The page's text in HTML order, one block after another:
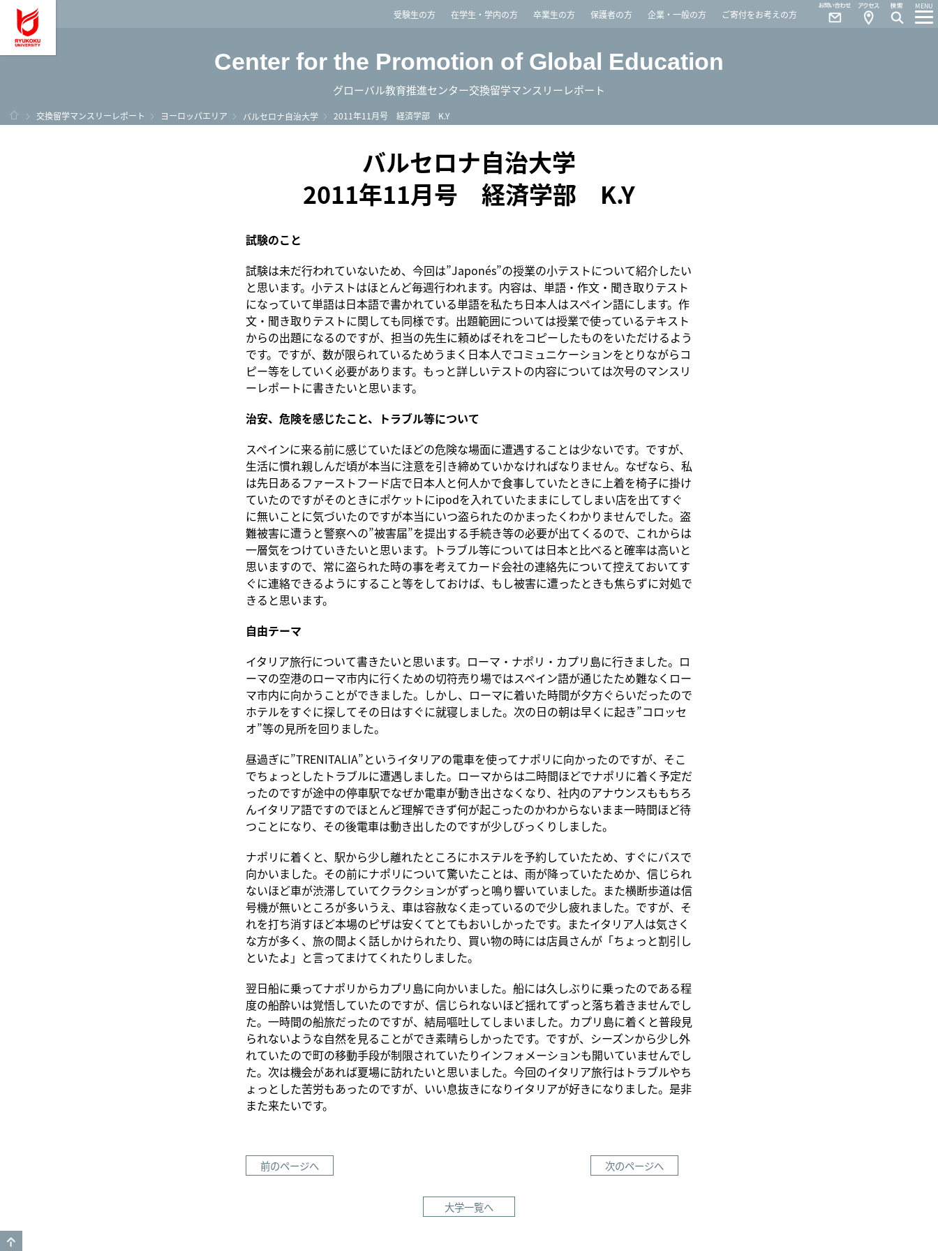
龍谷大学 You, Unlimited受験生の方 在学生・学内の方 卒業生の方 保護者の方 企業・一般の方 ご寄付をお考えの方
MENU
Access
Contact
Center for the Promotion of Global Education
グローバル教育推進センター交換留学マンスリーレポート
ホーム
交換留学マンスリーレポート ヨーロッパエリア バルセロナ自治大学 2011年11月号 経済学部 K.Y
バルセロナ自治大学
2011年11月号 経済学部 K.Y
試験のこと
試験は未だ行われていないため、今回は”Japonés”の授業の小テストについて紹介したい
と思います。小テストはほとんど毎週行われます。内容は、単語・作文・聞き取りテスト
になっていて単語は日本語で書かれている単語を私たち日本人はスペイン語にします。作
文・聞き取りテストに関しても同様です。出題範囲については授業で使っているテキスト
からの出題になるのですが、担当の先生に頼めばそれをコピーしたものをいただけるよう
です。ですが、数が限られているためうまく日本人でコミュニケーションをとりながらコ
ピー等をしていく必要があります。もっと詳しいテストの内容については次号のマンスリ
ーレポートに書きたいと思います。
治安、危険を感じたこと、トラブル等について
スペインに来る前に感じていたほどの危険な場面に遭遇することは少ないです。ですが、
生活に慣れ親しんだ頃が本当に注意を引き締めていかなければなりません。なぜなら、私
は先日あるファーストフード店で日本人と何人かで食事していたときに上着を椅子に掛け
ていたのですがそのときにポケットにipodを入れていたままにしてしまい店を出てすぐ
に無いことに気づいたのですが本当にいつ盗られたのかまったくわかりませんでした。盗
難被害に遭うと警察への”被害届”を提出する手続き等の必要が出てくるので、これからは
一層気をつけていきたいと思います。トラブル等については日本と比べると確率は高いと
思いますので、常に盗られた時の事を考えてカード会社の連絡先について控えておいてす
ぐに連絡できるようにすること等をしておけば、もし被害に遭ったときも焦らずに対処で
きると思います。
自由テーマ
イタリア旅行について書きたいと思います。ローマ・ナポリ・カプリ島に行きました。ロ
ーマの空港のローマ市内に行くための切符売り場ではスペイン語が通じたため難なくロー
マ市内に向かうことができました。しかし、ローマに着いた時間が夕方ぐらいだったので
ホテルをすぐに探してその日はすぐに就寝しました。次の日の朝は早くに起き”コロッセ
オ”等の見所を回りました。
昼過ぎに”TRENITALIA”というイタリアの電車を使ってナポリに向かったのですが、そこ
でちょっとしたトラブルに遭遇しました。ローマからは二時間ほどでナポリに着く予定だ
ったのですが途中の停車駅でなぜか電車が動き出さなくなり、社内のアナウンスももちろ
んイタリア語ですのでほとんど理解できず何が起こったのかわからないまま一時間ほど待
つことになり、その後電車は動き出したのですが少しびっくりしました。
ナポリに着くと、駅から少し離れたところにホステルを予約していたため、すぐにバスで
向かいました。その前にナポリについて驚いたことは、雨が降っていたためか、信じられ
ないほど車が渋滞していてクラクションがずっと鳴り響いていました。また横断歩道は信
号機が無いところが多いうえ、車は容赦なく走っているので少し疲れました。ですが、そ
れを打ち消すほど本場のピザは安くてとてもおいしかったです。またイタリア人は気さく
な方が多く、旅の間よく話しかけられたり、買い物の時には店員さんが「ちょっと割引し
といたよ」と言ってまけてくれたりしました。
翌日船に乗ってナポリからカプリ島に向かいました。船には久しぶりに乗ったのである程
度の船酔いは覚悟していたのですが、信じられないほど揺れてずっと落ち着きませんでし
た。一時間の船旅だったのですが、結局嘔吐してしまいました。カプリ島に着くと普段見
られないような自然を見ることができ素晴らしかったです。ですが、シーズンから少し外
れていたので町の移動手段が制限されていたりインフォメーションも開いていませんでし
た。次は機会があれば夏場に訪れたいと思いました。今回のイタリア旅行はトラブルやち
ょっとした苦労もあったのですが、いい息抜きになりイタリアが好きになりました。是非
また来たいです。
前のページへ 次のページへ
大学一覧へ